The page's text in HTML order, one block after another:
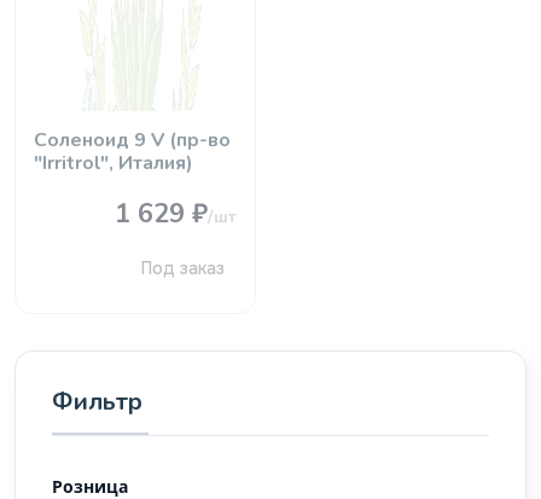
Фильтр
Розница
Соленоид 9 V (пр-во
"Irritrol", Италия)
1 629 ₽/шт
Под заказ